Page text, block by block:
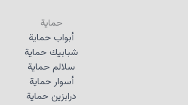
حماية
أبواب حماية
شبابيك حماية
سلالم حماية
أسوار حماية
درابزين حماية